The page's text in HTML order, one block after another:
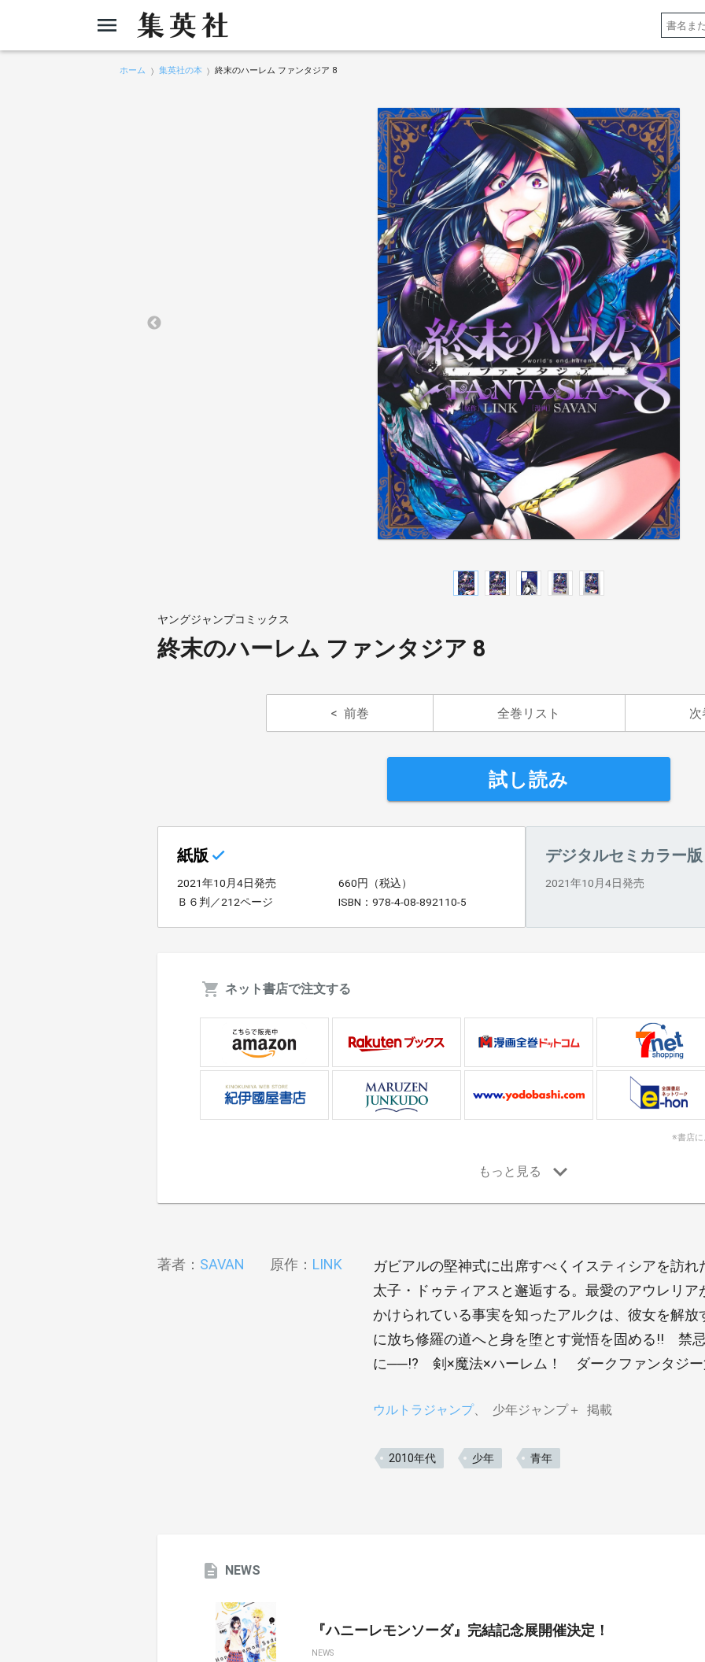
ホーム 集英社の本 終末のハーレム ファンタジア 8
ヤングジャンプコミックス
終末のハーレム ファンタジア 8
前巻 全巻リスト 次
試し読み
紙版
2021年10月4日発売
660円（税込）
Ｂ６判／212ページ
ISBN：978-4-08-892110-5
デジタルセミカラー版
2021年10月4日発売
ネット書店で注文する
※書店に
著者： SAVAN 原作： LINK
ガビアルの堅神式に出席すべくイスティシアを訪
太子・ドゥティアスと邂逅する。最愛のアウレリ
かけられている事実を知ったアルクは、彼女を解
に放ち修羅の道へと身を堕とす覚悟を固める!! 禁
に──!? 剣×魔法×ハーレム！ ダークファンタジー
ウルトラジャンプ 少年ジャンプ＋ 掲載
2010年代 少年 青年
NEWS
『ハニーレモンソーダ』完結記念展開催決定！
NEWS